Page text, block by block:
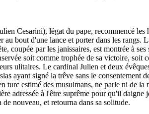
Cesarini), légat du pape, recommencé
bout d'une lance et porter dans les
coupée par les janissaires, est montrée à
soit comme trophée de sa victoire,
ulitaires. Le cardinal Julien et deux
ayant signé la trêve sans le
turc estimé des musulmans, ne parle ni de
adressée à l'être suprême pour qu'il
nouveau, et retourna dans sa solitude.